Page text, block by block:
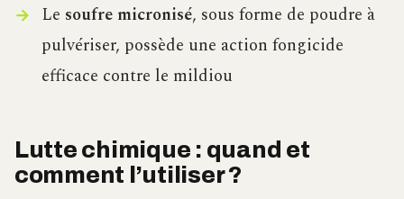
Le soufre micronisé, sous forme de poudre à
pulvériser, possède une action fongicide
efficace contre le mildiou
Lutte chimique : quand et
comment l’utiliser ?